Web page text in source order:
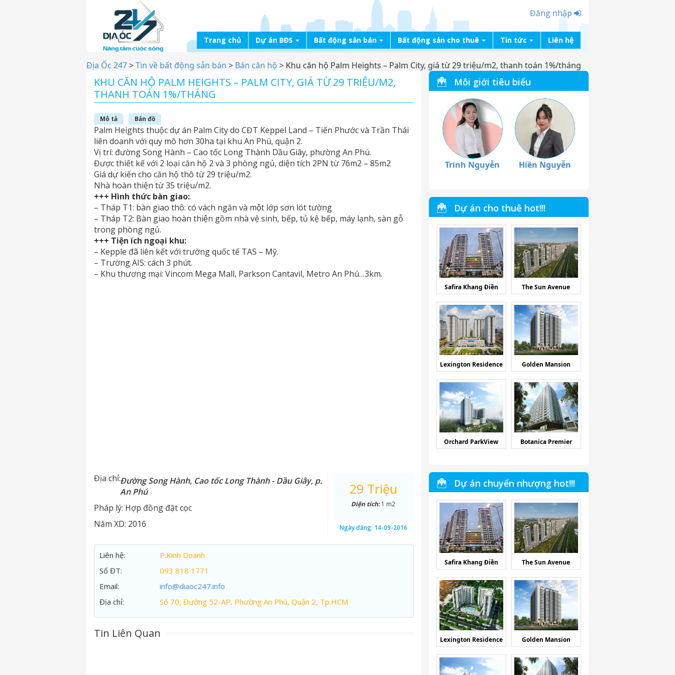
Đăng nhập
Trang chủ Dự án BĐS Bất động sản bán Bất động sản cho thuê Tin tức Liên hệ
Địa Ốc 247>Tin về bất động sản bán > Bán căn hộ > Khu căn hộ Palm Heights – Palm City, giá từ 29 triệu/m2, thanh toán 1%/tháng
KHU CĂN HỘ PALM HEIGHTS – PALM CITY, GIÁ TỪ 29 TRIỆU/M2,
THANH TOÁN 1%/THÁNG
Mô tả Bản đồ
Palm Heights thuộc dự án Palm City do CĐT Keppel Land – Tiến Phước và Trần Thái
liên doanh với quy mô hơn 30ha tại khu An Phú, quận 2.
Vị trí: đường Song Hành – Cao tốc Long Thành Dầu Giây, phường An Phú.
Được thiết kế với 2 loại căn hộ 2 và 3 phòng ngủ, diện tích 2PN từ 76m2 – 85m2
Giá dự kiến cho căn hộ thô từ 29 triệu/m2.
Nhà hoàn thiện từ 35 triệu/m2.
+++ Hình thức bàn giao:
– Tháp T1: bàn giao thô: có vách ngăn và một lớp sơn lót tường
– Tháp T2: Bàn giao hoàn thiện gồm nhà vệ sinh, bếp, tủ kệ bếp, máy lạnh, sàn gỗ
trong phòng ngủ.
+++ Tiện ích ngoại khu:
– Kepple đã liên kết với trường quốc tế TAS – Mỹ.
– Trường AIS: cách 3 phút.
– Khu thương mại: Vincom Mega Mall, Parkson Cantavil, Metro An Phú…3km.
Địa chỉ:Đường Song Hành, Cao tốc Long Thành - Dầu Giây, p.
An Phú
Pháp lý: Hợp đồng đặt cọc
Năm XD: 2016
29 Triệu
Diện tích:1 m2
Ngày đăng: 14-09-2016
Liên hệ:
P.Kinh Doanh
Số ĐT:
093 818 1771
Email:
info@diaoc247.info
Địa chỉ:
Số 70, Đường 52-AP, Phường An Phú, Quận 2, Tp.HCM
Tin Liên Quan
Môi giới tiêu biểu
Trinh Nguyễn Hiền Nguyễn
Dự án cho thuê hot!!!
Safira Khang Điền The Sun Avenue
Lexington Residence Golden Mansion
Orchard ParkView Botanica Premier
Dự án chuyển nhượng hot!!!
Safira Khang Điền The Sun Avenue
Lexington Residence Golden Mansion